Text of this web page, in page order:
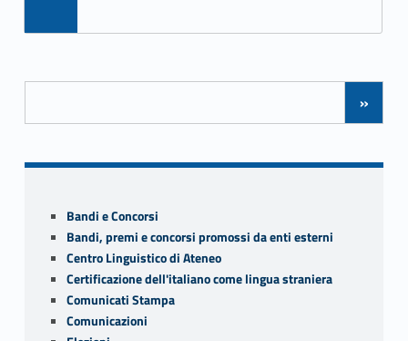
»
Sidebar
Bandi e Concorsi
Bandi, premi e concorsi promossi da enti esterni
Centro Linguistico di Ateneo
Certificazione dell'italiano come lingua straniera
Comunicati Stampa
Comunicazioni